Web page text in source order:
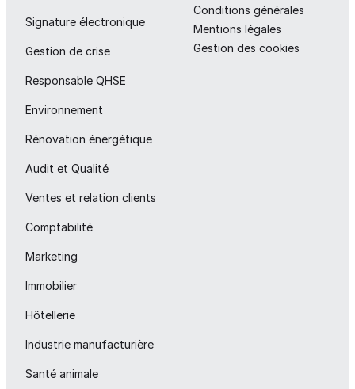
Signature électronique
Gestion de crise
Responsable QHSE
Environnement
Rénovation énergétique
Audit et Qualité
Ventes et relation clients
Comptabilité
Marketing
Immobilier
Hôtellerie
Industrie manufacturière
Santé animale
Conditions générales
Mentions légales
Gestion des cookies